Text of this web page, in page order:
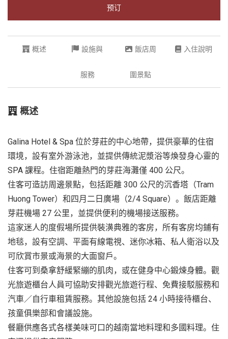
预订
概述 設施與
服務
飯店周
圍景點
入住說明
概述
Galina Hotel & Spa 位於芽莊的中心地帶，提供豪華的住宿
環境，設有室外游泳池，並提供傳統泥漿浴等煥發身心靈的
SPA 課程。住宿距離熱門的芽莊海灘僅 400 公尺。
住客可造訪周邊景點，包括距離 300 公尺的沉香塔（Tram
Huong Tower）和四月二日廣場（2/4 Square）。飯店距離
芽莊機場 27 公里，並提供便利的機場接送服務。
這家迷人的度假場所提供裝潢典雅的客房，所有客房均鋪有
地毯，設有空調、平面有線電視、迷你冰箱、私人衛浴以及
可欣賞市景或海景的大面窗戶。
住客可到桑拿舒緩緊繃的肌肉，或在健身中心鍛煉身體。觀
光旅遊櫃台人員可協助安排觀光旅遊行程、免費接駁服務和
汽車／自行車租賃服務。其他設施包括 24 小時接待櫃台、
孩童俱樂部和會議設施。
餐廳供應各式各樣美味可口的越南當地料理和多國料理。住